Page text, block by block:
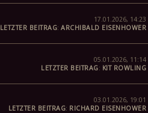
17.01.2026, 14:23
LETZTER BEITRAG: ARCHIBALD EISENHOWER
05.01.2026, 11:14
LETZTER BEITRAG: KIT ROWLING
03.01.2026, 19:01
LETZTER BEITRAG: RICHARD EISENHOWER